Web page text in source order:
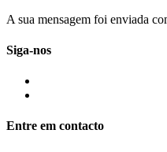
A sua mensagem foi enviada
Siga-nos
Entre em contacto